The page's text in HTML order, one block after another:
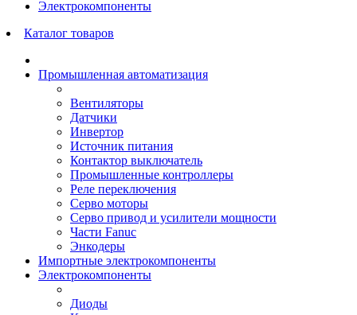
Электрокомпоненты
Каталог товаров
Промышленная автоматизация
Вентиляторы
Датчики
Инвертор
Источник питания
Контактор выключатель
Промышленные контроллеры
Реле переключения
Серво моторы
Серво привод и усилители мощности
Части Fanuc
Энкодеры
Импортные электрокомпоненты
Электрокомпоненты
Диоды